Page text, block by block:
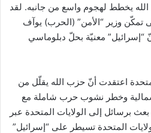
يخطط لهجوم واسع من جانبه. لقد
وزير “الأمن” (الحرب) يوآف
“إسرائيل” معنيّة بحلّ دبلوماسي
اعتقدت أنّ حزب الله يقلّل من
وخطر نشوب حرب شاملة مع
برسائل إلى الولايات المتحدة عبر
المتحدة تسيطر على “إسرائيل”